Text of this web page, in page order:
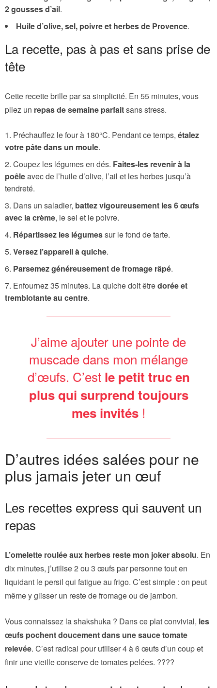
2 gousses d’ail.
Huile d’olive, sel, poivre et herbes de Provence.
La recette, pas à pas et sans prise de
tête
Cette recette brille par sa simplicité. En 55 minutes, vous
pliez un repas de semaine parfaitsans stress.
Préchauffez le four à 180°C. Pendant ce temps, étalez
votre pâte dans un moule.
Coupez les légumes en dés. Faites-les revenir à la
poêleavec de l’huile d’olive, l’ail et les herbes jusqu’à
tendreté.
Dans un saladier, battez vigoureusement les 6 œufs
avec la crème, le sel et le poivre.
Répartissez les légumessur le fond de tarte.
Versez l’appareil à quiche.
Parsemez généreusement de fromage râpé.
Enfournez 35 minutes. La quiche doit êtredorée et
tremblotante au centre.
J’aime ajouter une pointe de
muscade dans mon mélange
d’œufs. C’est le petit truc en
plus qui surprend toujours
mes invités !
D’autres idées salées pour ne
plus jamais jeter un œuf
Les recettes express qui sauvent un
repas
L’omelette roulée aux herbes reste mon joker absolu. En
dix minutes, j’utilise 2 ou 3 œufs par personne tout en
liquidant le persil qui fatigue au frigo. C’est simple : on peut
même y glisser un reste de fromage ou de jambon.
Vous connaissez la shakshuka ? Dans ce plat convivial, les
œufs pochent doucement dans une sauce tomate
relevée. C’est radical pour utiliser 4 à 6 œufs d’un coup et
finir une vieille conserve de tomates pelées. ????